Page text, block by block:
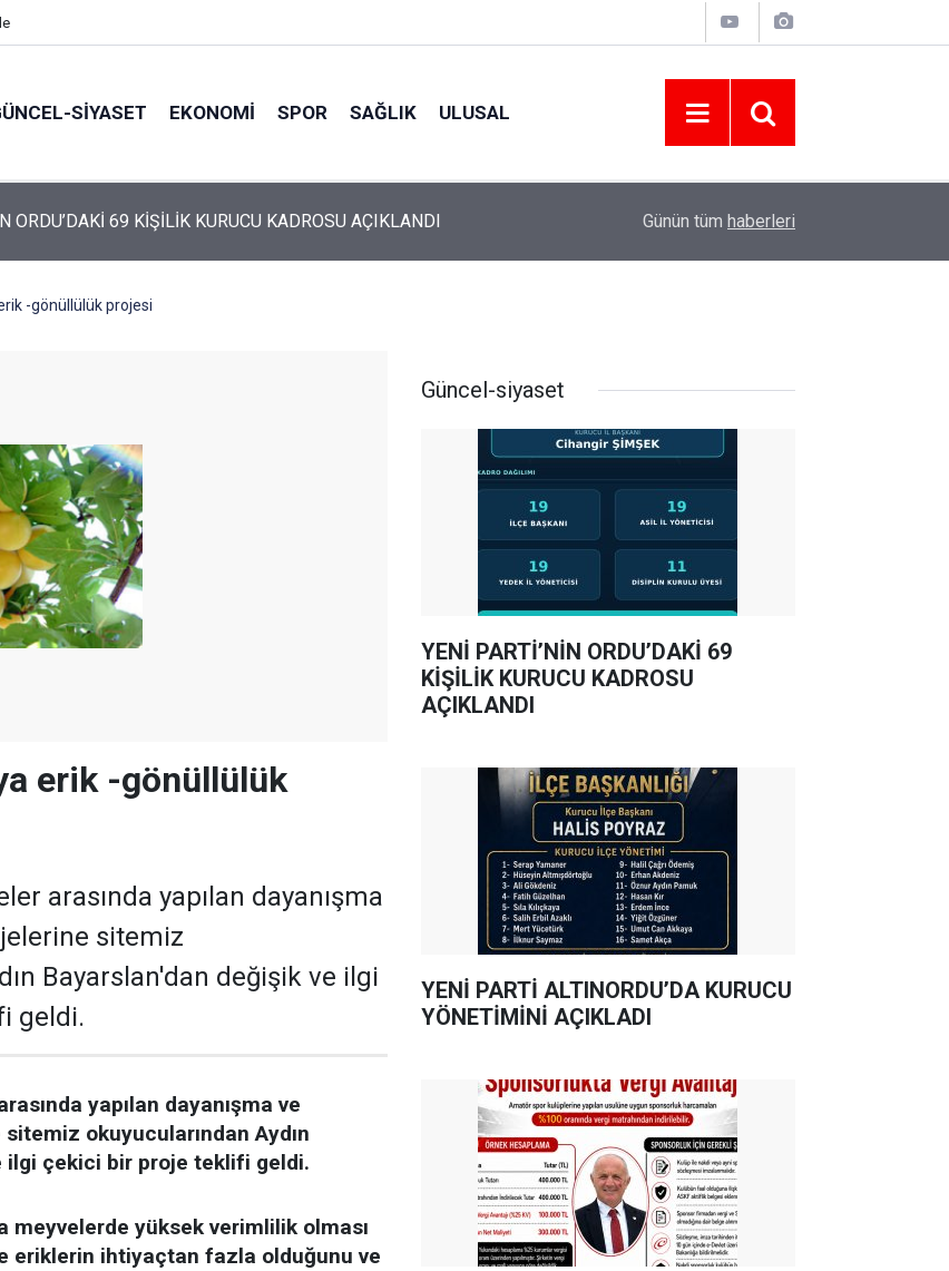
SIYASET EKONOMI SPOR SAĞLIK ULUSAL
KURUCU YÖNETİMİNİ AÇIKLADI ORDU ASKF’DEN İŞ DÜNYASINA AMATÖR
Günün tüm haberleri
-gönüllülük projesi
erik -gönüllülük
arasında yapılan dayanışma
sitemiz
Bayarslan'dan değişik ve ilgi
geldi.
yapılan dayanışma ve
okuyucularından Aydın
ilgi çekici bir proje teklifi geldi.
meyvelerde yüksek verimlilik olması
eriklerin ihtiyaçtan fazla olduğunu ve
Güncel-siyaset
YENİ PARTİ’NİN ORDU’DAKİ 69
KİŞİLİK KURUCU KADROSU
AÇIKLANDI
YENİ PARTİ ALTINORDU’DA KURUCU
YÖNETİMİNİ AÇIKLADI